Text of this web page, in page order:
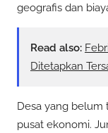
geografis dan
Read also:
Ditetapkan
Desa yang belum
pusat ekonomi.